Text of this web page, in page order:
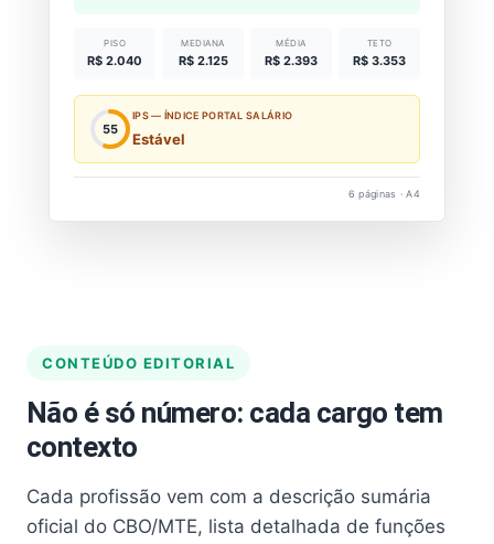
PISO
R$ 2.040
MEDIANA
R$ 2.125
MÉDIA
R$ 2.393
TETO
R$ 3.353
55
IPS — ÍNDICE PORTAL SALÁRIO
Estável
6 páginas · A4
CONTEÚDO EDITORIAL
Não é só número: cada cargo tem
contexto
Cada profissão vem com a descrição sumária
oficial do CBO/MTE, lista detalhada de funções